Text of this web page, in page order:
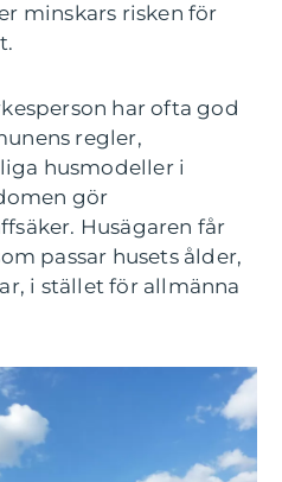
minskars risken för
har ofta god
regler,
husmodeller i
gör
Husägaren får
passar husets ålder,
i stället för allmänna